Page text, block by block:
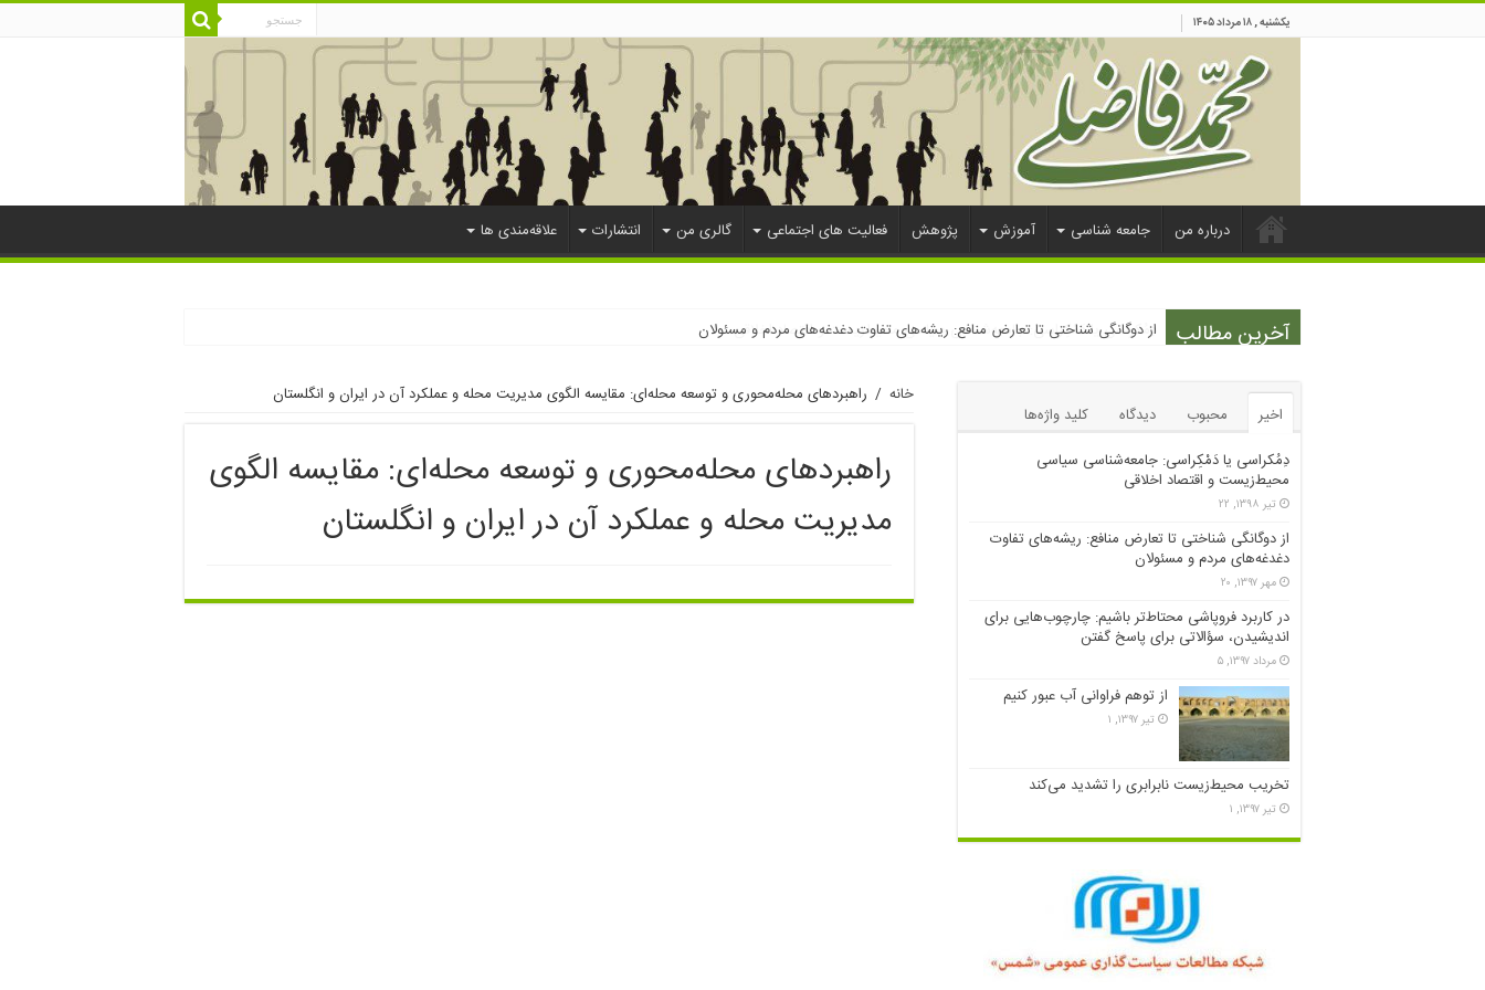
یکشنبه , ۱۸ مرداد ۱۴۰۵
درباره من جامعه شناسی آموزش پژوهش فعالیت های اجتماعی گالری من انتشارات علاقه‌مندی ها
آخرین مطالب از دوگانگی شناختی تا تعارض منافع: ریشه‌های تفاوت دغدغه‌های مردم و مسئولان
خانه / راهبردهای محله‌محوری و توسعه محله‌ای: مقایسه الگوی مدیریت محله و عملکرد آن در ایران و انگلستان
راهبردهای محله‌محوری و توسعه محله‌ای: مقایسه الگوی
مدیریت محله و عملکرد آن در ایران و انگلستان
اخیر محبوب دیدگاه
کلید واژه‌ها
دِمُکراسی یا دَمْکِراسی: جامعه‌شناسی سیاسی
محیط‌زیست و اقتصاد اخلاقی
تیر ۱۳۹۸, ۲۲
از دوگانگی شناختی تا تعارض منافع: ریشه‌های تفاوت
دغدغه‌های مردم و مسئولان
مهر ۱۳۹۷, ۲۰
در کاربرد فروپاشی محتاط‌تر باشیم: چارچوب‌هایی برای
اندیشیدن، سؤالاتی برای پاسخ گفتن
مرداد ۱۳۹۷, ۵
از توهم فراوانی آب عبور کنیم
تیر ۱۳۹۷, ۱
تخریب محیط‌زیست نابرابری را تشدید می‌کند
تیر ۱۳۹۷, ۱